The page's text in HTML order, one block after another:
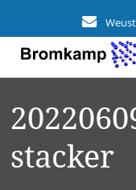
UNTERNEHMEN
BRANCHEN
stacker